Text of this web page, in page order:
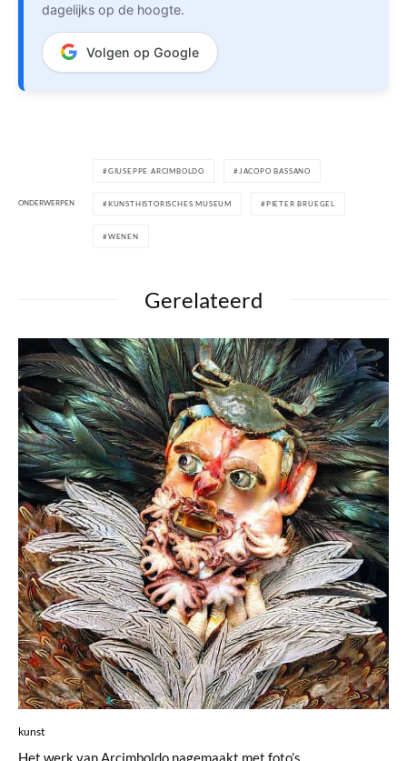
dagelijks op de hoogte.
Volgen op Google
ONDERWERPEN
GIUSEPPE ARCIMBOLDO JACOPO BASSANO
KUNSTHISTORISCHES MUSEUM PIETER BRUEGEL
WENEN
Gerelateerd
kunst
Het werk van Arcimboldo nagemaakt met foto’s